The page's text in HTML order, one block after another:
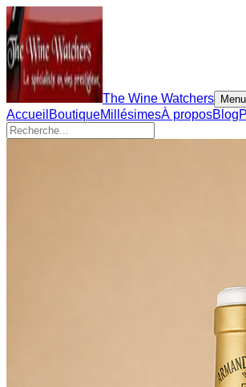
The Wine Watchers Menu
Accueil BoutiqueMillésimesÀ proposBlog